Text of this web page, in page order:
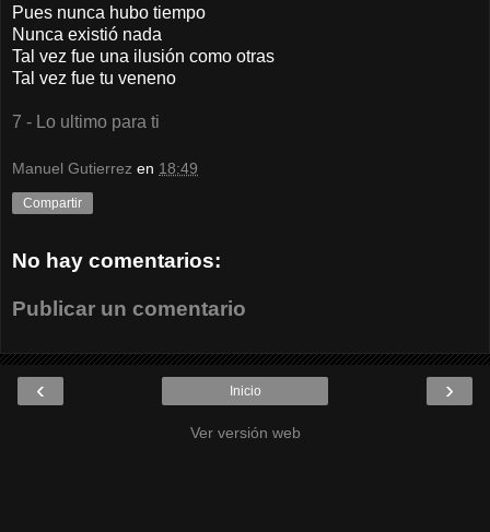
Pues nunca hubo tiempo
Nunca existió nada
Tal vez fue una ilusión como otras
Tal vez fue tu veneno
7 - Lo ultimo para ti
Manuel Gutierrez en 18:49
Compartir
No hay comentarios:
Publicar un comentario
‹ ›
Inicio
Ver versión web